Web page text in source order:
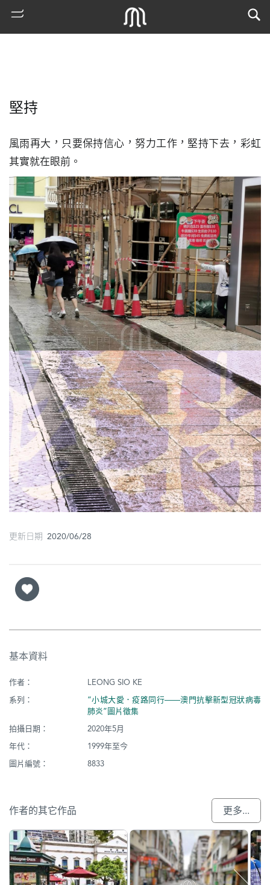
熱
門
搜
古
地
圖
媽
閣
寺
廟
巴
士
教
堂
街
市
堅持
風雨再大，只要保持信心，努力工作，堅持下去，彩虹
其實就在眼前。
更新日期 2020/06/28
基本資料
作者：
LEONG SIO KE
系列：
“小城大愛．疫路同行——澳門抗擊新型冠狀病毒
肺炎”圖片徵集
拍攝日期：
2020年5月
年代：
1999年至今
圖片編號：
8833
作者的其它作品 更多...